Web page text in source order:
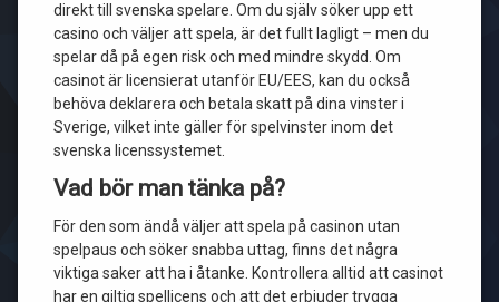
direkt till svenska spelare. Om du själv söker upp ett
casino och väljer att spela, är det fullt lagligt – men du
spelar då på egen risk och med mindre skydd. Om
casinot är licensierat utanför EU/EES, kan du också
behöva deklarera och betala skatt på dina vinster i
Sverige, vilket inte gäller för spelvinster inom det
svenska licenssystemet.
Vad bör man tänka på?
För den som ändå väljer att spela på casinon utan
spelpaus och söker snabba uttag, finns det några
viktiga saker att ha i åtanke. Kontrollera alltid att casinot
har en giltig spellicens och att det erbjuder trygga